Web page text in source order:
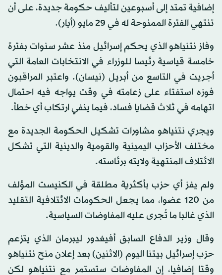
إضافية تمتد إلى أسبوعين لتأليف حكومة جديدة، على أن
تنتهي الفترة الممنوحة له في 29 مايو (أيار).
وفاز نتنياهو الذي يحكم إسرائيل منذ عشر سنوات بفترة
خامسة قياسية رئيسا للوزراء في الانتخابات العامة التي
أجريت في التاسع من أبريل (نيسان). واعتبر المراقبون
فوزه استفتاء على زعامته في وقت يواجه فيه احتمال
اتهامه في ثلاث قضايا فساد، فيما ينفي ارتكاب أي خطأ.
ويجري نتنياهو مشاورات تشكيل الحكومة الجديدة مع
مختلف الأحزاب اليمينية والقومية والدينية التي تشكل
الائتلاف المنتهية ولايته برئاسته.
ولم يفز أي حزب بأكثرية مطلقة في الكنيست المؤلف
من 120 عضوا، مما يجعل الحكومات الائتلافية التقليد
الذي غالبا ما تُجرى عليه المفاوضات السياسية.
وقال وزير الدفاع السابق أفيغدور ليبرمان الذي يتزعم
حزب إسرائيل بيتنا اليوم (الاثنين) بعد إعلان منح نتنياهو
وقتا إضافيا، إن المفاوضات ستستمر مع نتنياهو لكن